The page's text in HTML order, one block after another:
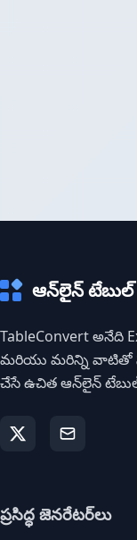
ఆన్‌లైన్ టేబుల్
TableConvert అనేది
మరియు మరిన్ని వాటితో
చేసే ఉచిత ఆన్‌లైన్
ప్రసిద్ధ జెనరేటర్‌లు